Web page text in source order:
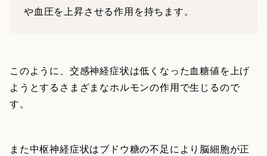
や血圧を上昇させる作用を持ちます。
このように、交感神経症状は低くなった血糖値を上げ
ようとするさまざまなホルモンの作用で生じるので
す。
また中枢神経症状はブドウ糖の不足により脳細胞が正